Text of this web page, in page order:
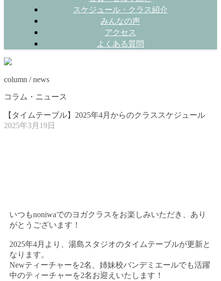
スケジュール・クラス紹介
みんなの声
アクセス
よくある質問
column / news
コラム・ニュース
【タイムテーブル】2025年4月からのクラススケジュール
2025年3月19日
いつもnoniwaでのヨガクラスをお楽しみいただき、あり
がとうございます！
2025年4月より、湯島スタジオのタイムテーブルが更新と
なります。
Newティーチャーを2名、姉妹校バンデミエールでも活躍
中のティーチャーを2名お迎えいたします！